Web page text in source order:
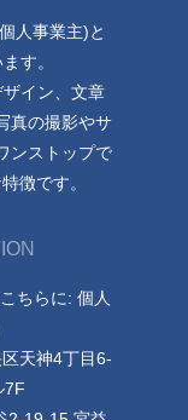
人事業主)と
す。
イン、文章
真の撮影やサ
ンストップで
徴です。
ちらに: 個人
天神4丁目6-
7F